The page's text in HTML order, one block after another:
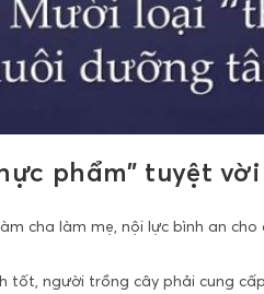
phẩm” tuyệt
cha làm mẹ, nội lực bình an cho
tốt, người trồng cây phải cung